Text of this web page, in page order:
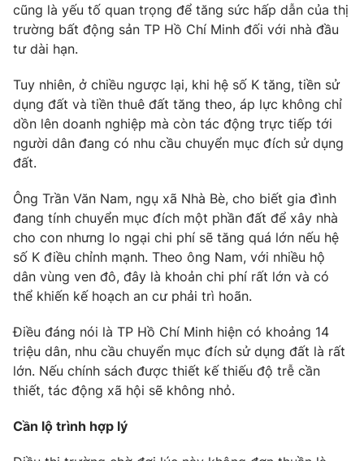
® Cấm sao chép dưới mọi hình thức nếu không có sự chấp
thuận bằng văn bản. Ghi rõ nguồn VTV.vn khi phát hành lại
thông tin từ website này.
cũng là yếu tố quan trọng để tăng sức hấp dẫn của thị
trường bất động sản TP Hồ Chí Minh đối với nhà đầu
tư dài hạn.
Tuy nhiên, ở chiều ngược lại, khi hệ số K tăng, tiền sử
dụng đất và tiền thuê đất tăng theo, áp lực không chỉ
dồn lên doanh nghiệp mà còn tác động trực tiếp tới
người dân đang có nhu cầu chuyển mục đích sử dụng
đất.
Ông Trần Văn Nam, ngụ xã Nhà Bè, cho biết gia đình
đang tính chuyển mục đích một phần đất để xây nhà
cho con nhưng lo ngại chi phí sẽ tăng quá lớn nếu hệ
số K điều chỉnh mạnh. Theo ông Nam, với nhiều hộ
dân vùng ven đô, đây là khoản chi phí rất lớn và có
thể khiến kế hoạch an cư phải trì hoãn.
Điều đáng nói là TP Hồ Chí Minh hiện có khoảng 14
triệu dân, nhu cầu chuyển mục đích sử dụng đất là rất
lớn. Nếu chính sách được thiết kế thiếu độ trễ cần
thiết, tác động xã hội sẽ không nhỏ.
Cần lộ trình hợp lý